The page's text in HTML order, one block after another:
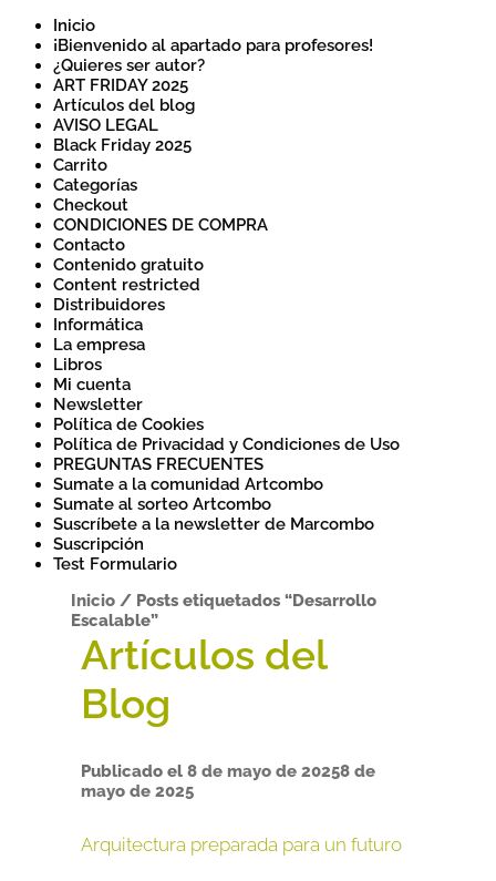
Inicio
¡Bienvenido al apartado para profesores!
¿Quieres ser autor?
ART FRIDAY 2025
Artículos del blog
AVISO LEGAL
Black Friday 2025
Carrito
Categorías
Checkout
CONDICIONES DE COMPRA
Contacto
Contenido gratuito
Content restricted
Distribuidores
Informática
La empresa
Libros
Mi cuenta
Newsletter
Política de Cookies
Política de Privacidad y Condiciones de Uso
PREGUNTAS FRECUENTES
Sumate a la comunidad Artcombo
Sumate al sorteo Artcombo
Suscríbete a la newsletter de Marcombo
Suscripción
Test Formulario
Inicio / Posts etiquetados “Desarrollo
Escalable”
Publicado el 8 de mayo de 20258 de
mayo de 2025
Arquitectura preparada para un futuro